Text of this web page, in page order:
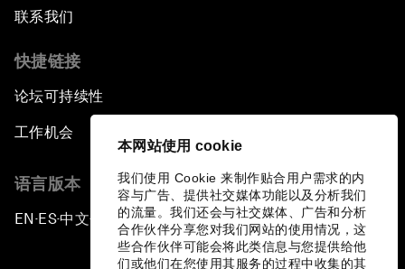
本网站使用 cookie
我们使用 Cookie 来制作贴合用户需求的内
容与广告、提供社交媒体功能以及分析我们
的流量。我们还会与社交媒体、广告和分析
合作伙伴分享您对我们网站的使用情况，这
些合作伙伴可能会将此类信息与您提供给他
们或他们在您使用其服务的过程中收集的其
联系我们
快捷链接
论坛可持续性
工作机会
语言版本
EN ▪ES▪中文▪ 日本語